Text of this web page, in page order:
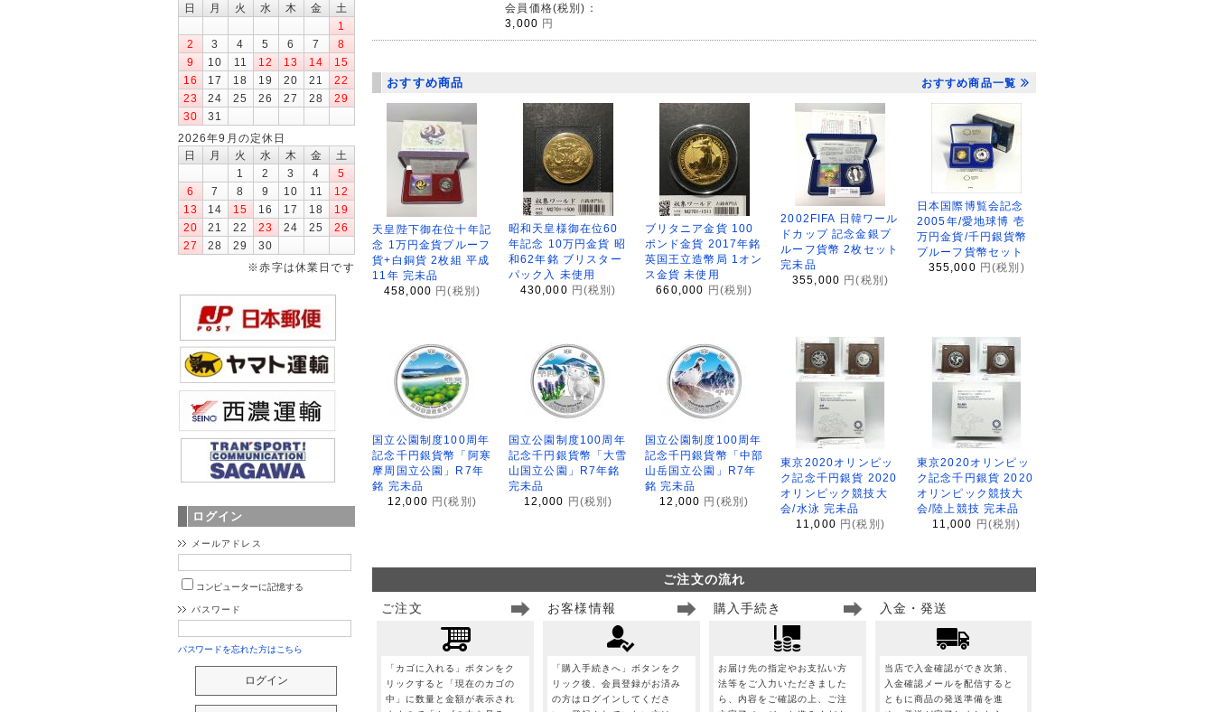
会員価格(税別)：
3,000 円
おすすめ商品 おすすめ商品一覧
天皇陛下御在位十年記
念 1万円金貨プルーフ
貨+白銅貨 2枚組 平成
11年 完未品
458,000 円(税別)
昭和天皇様御在位60
年記念 10万円金貨 昭
和62年銘 ブリスター
パック入 未使用
430,000 円(税別)
ブリタニア金貨 100
ポンド金貨 2017年銘
英国王立造幣局 1オン
ス金貨 未使用
660,000
円(税別)
2002FIFA 日韓ワール
ドカップ 記念金銀プ
ルーフ貨幣 2枚セット
完未品
355,000 円(税別)
日本国際博覧会記念
2005年/愛地球博 壱
万円金貨/千円銀貨幣
プルーフ貨幣セット
355,000 円(税別)
国立公園制度100周年
記念千円銀貨幣「阿寒
摩周国立公園」R7年
銘 完未品
12,000 円(税別)
国立公園制度100周年
記念千円銀貨幣「大雪
山国立公園」R7年銘
完未品
12,000 円(税別)
国立公園制度100周年
記念千円銀貨幣「中部
山岳国立公園」R7年
銘 完未品
12,000 円(税別)
東京2020オリンピッ
ク記念千円銀貨 2020
オリンピック競技大
会/水泳 完未品
11,000 円(税別)
東京2020オリンピッ
ク記念千円銀貨 2020
オリンピック競技大
会/陸上競技 完未品
11,000 円(税別)
ご注文の流れ
ご注文
「カゴに入れる」ボタンをク
リックすると「現在のカゴの
中」に数量と金額が表示され
お客様情報
「購入手続きへ」ボタンをク
リック後、会員登録がお済み
の方はログインしてくださ
購入手続き
お届け先の指定やお支払い方
法等をご入力いただきました
ら、内容をご確認の上、ご注
入金・発送
当店で入金確認ができ次第、
入金確認メールを配信すると
ともに商品の発送準備を進
日
月 火 水 木 金
土
1
2
3 4 5 6 7
8
9
10 11 12 13 14
15
16
17 18 19 20 21
22
23
24 25 26 27 28
29
30
31
2026年9月の定休日
日
月 火 水 木 金
土
1
2 3 4
5
6
7 8 9 10 11
12
13
14 15 16 17 18
19
20
21 22 23 24 25
26
27
28 29
30
※赤字は休業日です
ログイン
メールアドレス
コンピューターに記憶する
パスワード
パスワードを忘れた方はこちら